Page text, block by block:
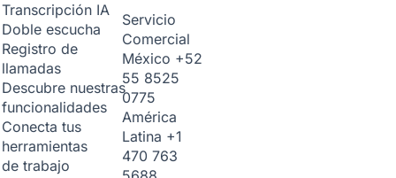
Transcripción IA
Doble escucha
Registro de
llamadas
Descubre nuestras
funcionalidades
Conecta tus
herramientas
de trabajo
Servicio
Comercial
México +52
55 8525
0775
América
Latina +1
470 763